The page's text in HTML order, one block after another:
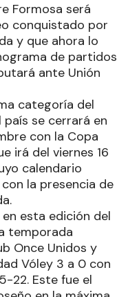
Formosa será
conquistado por
y que ahora lo
de partidos
ante Unión
categoría del
se cerrará en
con la Copa
irá del viernes 16
calendario
la presencia de
esta edición del
temporada
Once Unidos y
Vóley 3 a 0 con
22. Este fue el